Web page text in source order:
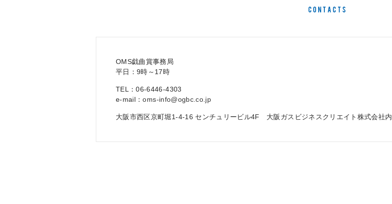
OMS戯曲賞事務局
平日：9時～17時
TEL：06-6446-4303
e-mail：oms-info@ogbc.co.jp
大阪市西区京町堀1-4-16 センチュリービル4F 大阪ガスビジネスクリエイト株式会社内